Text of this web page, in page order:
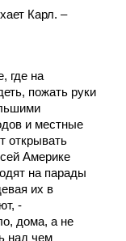
Карл. –
где на
пожать руки
и местные
открывать
Америке
на парады
их в
-
дома, а не
над чем